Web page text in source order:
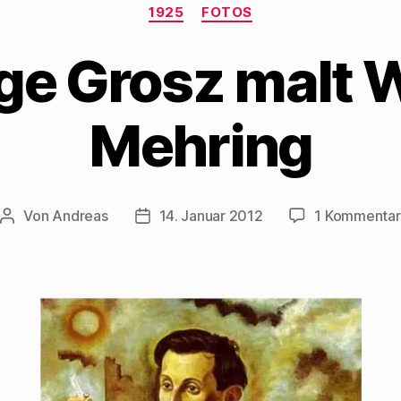
Kategorien
1925 FOTOS
Grosz malt
Mehring
Beitragsautor
Von Andreas Beitragsdatum
14. Januar 2012 1 Kommentar